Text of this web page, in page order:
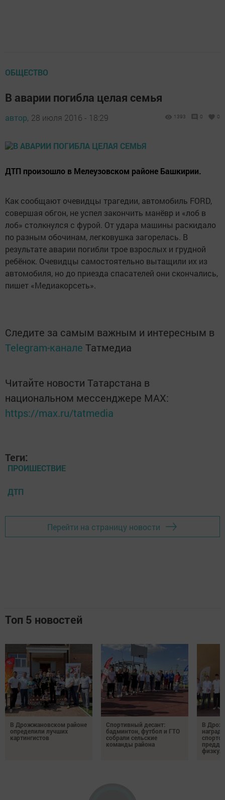
ОБЩЕСТВО
В аварии погибла целая семья
автор, 28 июля 2016 - 18:29 1393 0 0
ДТП произошло в Мелеузовском районе Башкирии.
Как сообщают очевидцы трагедии, автомобиль FORD,
совершая обгон, не успел закончить манёвр и «лоб в
лоб» столкнулся с фурой. От удара машины раскидало
по разным обочинам, легковушка загорелась. В
результате аварии погибли трое взрослых и грудной
ребёнок. Очевидцы самостоятельно вытащили их из
автомобиля, но до приезда спасателей они скончались,
пишет «Медиакорсеть».
Следите за самым важным и интересным в
Telegram-канале Татмедиа
Читайте новости Татарстана в
национальном мессенджере MАХ:
https://max.ru/tatmedia
Теги:
ПРОИШЕСТВИЕ
ДТП
Перейти на страницу новости
Топ 5 новостей
В Дрожжановском районе
определили лучших
картингистов
Спортивный десант:
бадминтон, футбол и ГТО
собрали сельские
команды района
В